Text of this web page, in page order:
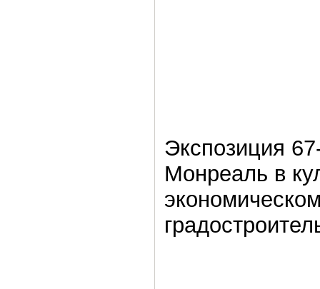
Экспозиция
Монреаль в